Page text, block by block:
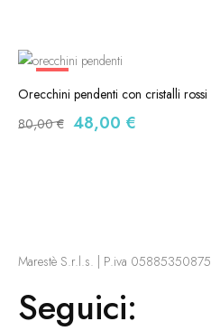
-40%
Orecchini pendenti con cristalli rossi
80,00€ 48,00 €
Marestè S.r.l.s. | P.iva 05885350875
Seguici: